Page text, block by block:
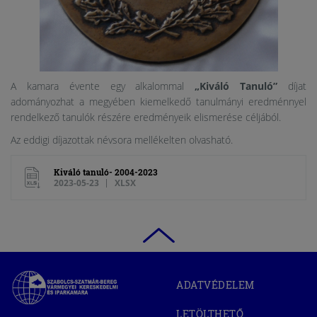
A kamara évente egy alkalommal „Kiváló Tanuló” díjat
adományozhat a megyében kiemelkedő tanulmányi eredménnyel
rendelkező tanulók részére eredményeik elismerése céljából.
Az eddigi díjazottak névsora mellékelten olvasható.
Kiváló tanuló- 2004-2023
2023-05-23 XLSX
Szabolcs-
Szatmár-
Bereg
ADATVÉDELEM
LETÖLTHETŐ